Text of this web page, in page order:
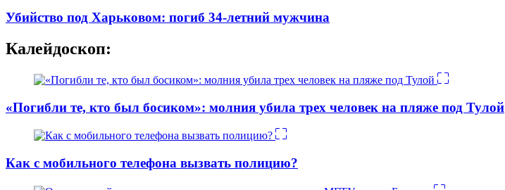
Убийство под Харьковом: погиб 34-летний мужчина
Калейдоскоп:
«Погибли те, кто был босиком»: молния убила трех человек на пляже под Тулой
Как с мобильного телефона вызвать полицию?